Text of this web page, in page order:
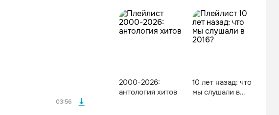
03:56
2000-2026:
антология хитов
10 лет назад: что
мы слушали в